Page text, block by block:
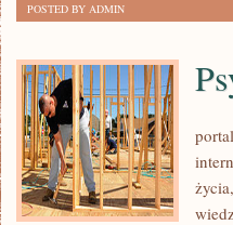
POSTED BY ADMIN